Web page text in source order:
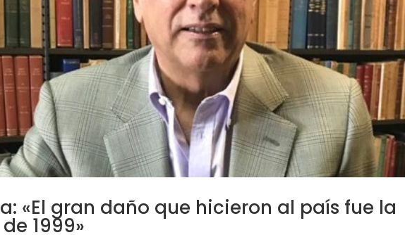
«El gran daño que hicieron al país fue la
1999»